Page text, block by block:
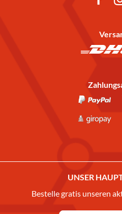
UNSER
Bestelle gratis unseren